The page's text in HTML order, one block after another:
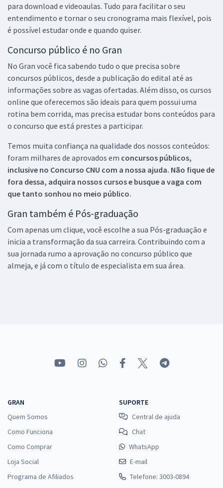
para download e videoaulas. Tudo para facilitar o seu
entendimento e tornar o seu cronograma mais flexível, pois
é possível estudar onde e quando quiser.
Concurso público é no Gran
No Gran você fica sabendo tudo o que precisa sobre
concursos públicos, desde a publicação do edital até as
informações sobre as vagas ofertadas. Além disso, os cursos
online que oferecemos são ideais para quem possui uma
rotina bem corrida, mas precisa estudar bons conteúdos para
o concurso que está prestes a participar.
Temos muita confiança na qualidade dos nossos conteúdos:
foram milhares de aprovados em concursos públicos,
inclusive no Concurso CNU com a nossa ajuda. Não fique de
fora dessa, adquira nossos cursos e busque a vaga com
que tanto sonhou no meio público.
Gran também é Pós-graduação
Com apenas um clique, você escolhe a sua Pós-graduação e
inicia a transformação da sua carreira. Contribuindo com a
sua jornada rumo a aprovação no concurso público que
almeja, e já com o título de especialista em sua área.
GRAN
Quem Somos
Como Funciona
Como Comprar
Loja Social
Programa de Afiliados
SUPORTE
Central de ajuda
Chat
WhatsApp
E-mail
Telefone: 3003-0894